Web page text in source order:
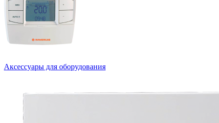
Аксессуары для оборудования